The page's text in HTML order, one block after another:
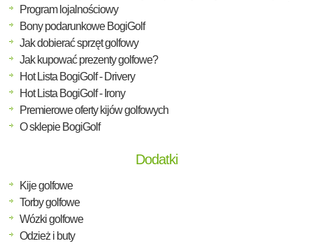
Program lojalnościowy
Bony podarunkowe BogiGolf
Jak dobierać sprzęt golfowy
Jak kupować prezenty golfowe?
Hot Lista BogiGolf - Drivery
Hot Lista BogiGolf - Irony
Premierowe oferty kijów golfowych
O sklepie BogiGolf
Dodatki
Kije golfowe
Torby golfowe
Wózki golfowe
Odzież i buty